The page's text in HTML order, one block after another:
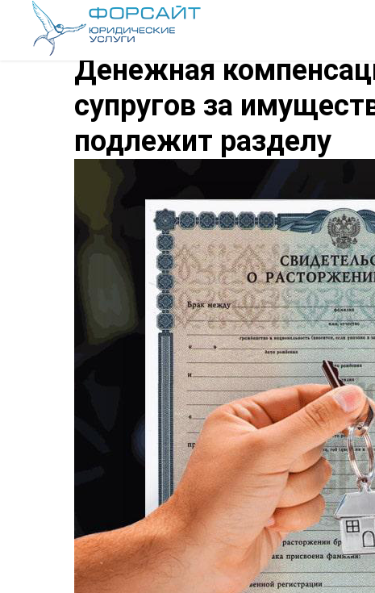
Денежная
супругов за
подлежит разделу